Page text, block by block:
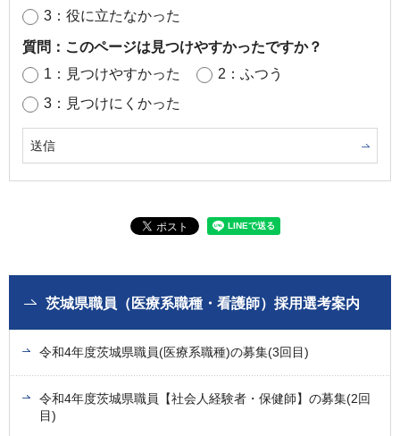
3：役に立たなかった
質問：このページは見つけやすかったですか？
1：見つけやすかった
2：ふつう
3：見つけにくかった
茨城県職員（医療系職種・看護師）採用選考案内
令和4年度茨城県職員(医療系職種)の募集(3回目)
令和4年度茨城県職員【社会人経験者・保健師】の募集(2回
目)